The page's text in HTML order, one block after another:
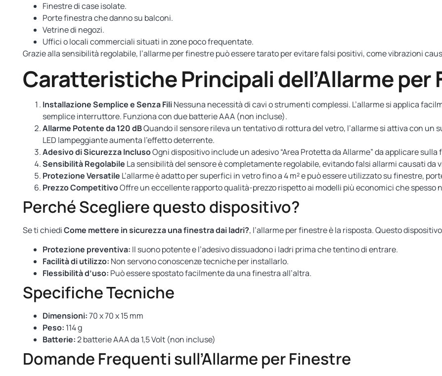
Finestre di case isolate.
Porte finestra che danno su balconi.
Vetrine di negozi.
Uffici o locali commerciali situati in zone poco frequentate.
Grazie alla sensibilità regolabile, l’allarme per finestre può essere tarato per evitare falsi positivi, come vibrazioni
Caratteristiche Principali dell’Allarme per
Installazione Semplice e Senza FiliNessuna necessità di cavi o strumenti complessi. L’allarme si applica
semplice interruttore. Funziona con due batterie AAA (non incluse).
Allarme Potente da 120 dBQuando il sensore rileva un tentativo di rottura del vetro, l’allarme si attiva con un
LED lampeggiante aumenta l’effetto deterrente.
Adesivo di Sicurezza InclusoOgni dispositivo include un adesivo “Area Protetta da Allarme” da applicare
Sensibilità Regolabile La sensibilità del sensore è completamente regolabile, evitando falsi allarmi causati da
Protezione Versatile L’allarme è adatto per superfici in vetro fino a 4 m² e può essere utilizzato su finestre,
Prezzo CompetitivoOffre un eccellente rapporto qualità-prezzo rispetto ai modelli più economici che spesso
Perché Scegliere questo dispositivo?
Se ti chiediCome mettere in sicurezza una finestra dai ladri?, l’allarme per finestre è la risposta. Questo
Protezione preventiva: Il suono potente e l’adesivo dissuadono i ladri prima che tentino di entrare.
Facilità di utilizzo: Non servono conoscenze tecniche per installarlo.
Flessibilità d’uso: Può essere spostato facilmente da una finestra all’altra.
Specifiche Tecniche
Dimensioni:70 x 70 x 15 mm
Peso: 114 g
Batterie:2 batterie AAA da 1,5 Volt (non incluse)
Domande Frequenti sull’Allarme per Finestre